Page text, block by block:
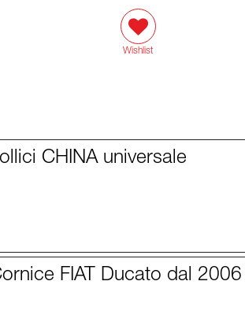
Wishlist
CHINA universale
FIAT Ducato dal